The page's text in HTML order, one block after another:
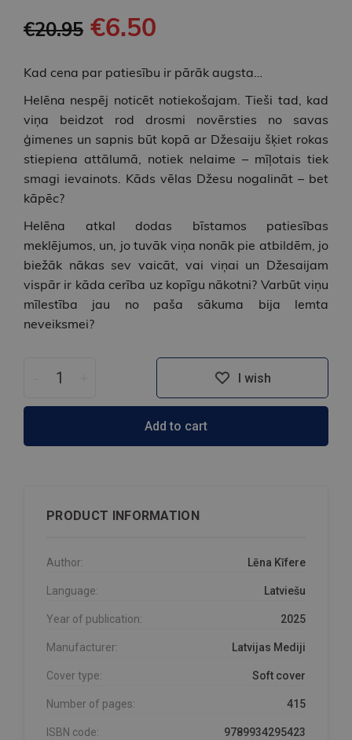
€20.95 €6.50
Kad cena par patiesību ir pārāk augsta…
Helēna nespēj noticēt notiekošajam. Tieši tad, kad
viņa beidzot rod drosmi novērsties no savas
ģimenes un sapnis būt kopā ar Džesaiju šķiet rokas
stiepiena attālumā, notiek nelaime – mīļotais tiek
smagi ievainots. Kāds vēlas Džesu nogalināt – bet
kāpēc?
Helēna atkal dodas bīstamos patiesības
meklējumos, un, jo tuvāk viņa nonāk pie atbildēm, jo
biežāk nākas sev vaicāt, vai viņai un Džesaijam
vispār ir kāda cerība uz kopīgu nākotni? Varbūt viņu
mīlestība jau no paša sākuma bija lemta
neveiksmei?
I wish
Add to cart
PRODUCT INFORMATION
Author: Lēna Kīfere
Language: Latviešu
Year of publication: 2025
Manufacturer: Latvijas Mediji
Cover type: Soft cover
Number of pages: 415
ISBN code: 9789934295423